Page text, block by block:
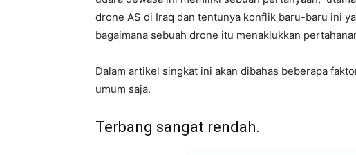
drone AS di Iraq dan tentunya konflik baru-baru ini
bagaimana sebuah drone itu menaklukkan
Dalam artikel singkat ini akan dibahas beberapa
umum saja.
Terbang sangat rendah.